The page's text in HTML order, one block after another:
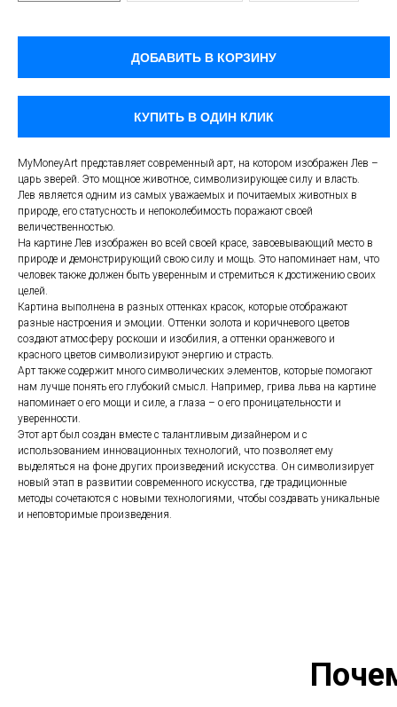
ДОБАВИТЬ В КОРЗИНУ
КУПИТЬ В ОДИН КЛИК
MyMoneyArt представляет современный арт, на котором изображен Лев –
царь зверей. Это мощное животное, символизирующее силу и власть.
Лев является одним из самых уважаемых и почитаемых животных в
природе, его статусность и непоколебимость поражают своей
величественностью.
На картине Лев изображен во всей своей красе, завоевывающий место в
природе и демонстрирующий свою силу и мощь. Это напоминает нам, что
человек также должен быть уверенным и стремиться к достижению своих
целей.
Картина выполнена в разных оттенках красок, которые отображают
разные настроения и эмоции. Оттенки золота и коричневого цветов
создают атмосферу роскоши и изобилия, а оттенки оранжевого и
красного цветов символизируют энергию и страсть.
Арт также содержит много символических элементов, которые помогают
нам лучше понять его глубокий смысл. Например, грива льва на картине
напоминает о его мощи и силе, а глаза – о его проницательности и
уверенности.
Этот арт был создан вместе с талантливым дизайнером и с
использованием инновационных технологий, что позволяет ему
выделяться на фоне других произведений искусства. Он символизирует
новый этап в развитии современного искусства, где традиционные
методы сочетаются с новыми технологиями, чтобы создавать уникальные
и неповторимые произведения.